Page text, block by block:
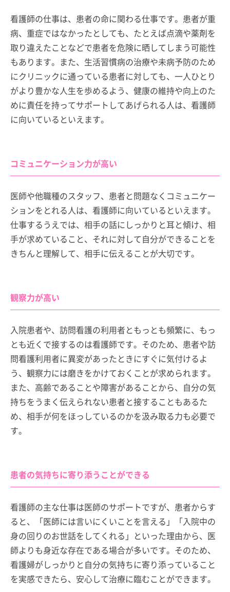
看護師の仕事は、患者の命に関わる仕事です。患者が重
病、重症ではなかったとしても、たとえば点滴や薬剤を
取り違えたことなどで患者を危険に晒してしまう可能性
もあります。また、生活習慣病の治療や未病予防のため
にクリニックに通っている患者に対しても、一人ひとり
がより豊かな人生を歩めるよう、健康の維持や向上のた
めに責任を持ってサポートしてあげられる人は、看護師
に向いているといえます。
コミュニケーション力が高い
医師や他職種のスタッフ、患者と問題なくコミュニケー
ションをとれる人は、看護師に向いているといえます。
仕事するうえでは、相手の話にしっかりと耳と傾け、相
手が求めていること、それに対して自分ができることを
きちんと理解して、相手に伝えることが大切です。
観察力が高い
入院患者や、訪問看護の利用者ともっとも頻繁に、もっ
とも近くで接するのは看護師です。そのため、患者や訪
問看護利用者に異変があったときにすぐに気付けるよ
う、観察力には磨きをかけておくことが求められます。
また、高齢であることや障害があることから、自分の気
持ちをうまく伝えられない患者と接することもあるた
め、相手が何をほっしているのかを汲み取る力も必要で
す。
患者の気持ちに寄り添うことができる
看護師の主な仕事は医師のサポートですが、患者からす
ると、「医師には言いにくいことを言える」「入院中の
身の回りのお世話をしてくれる」といった理由から、医
師よりも身近な存在である場合が多いです。そのため、
看護婦がしっかりと自分の気持ちに寄り添っていること
を実感できたら、安心して治療に臨むことができます。